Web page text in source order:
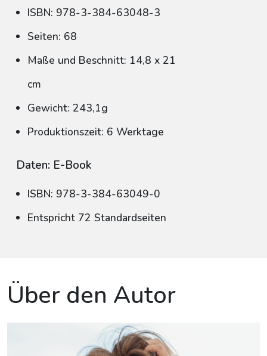
ISBN: 978-3-384-63048-3
Seiten: 68
Maße und Beschnitt: 14,8 x 21
cm
Gewicht: 243,1g
Produktionszeit: 6 Werktage
Daten: E-Book
ISBN: 978-3-384-63049-0
Entspricht 72 Standardseiten
Über den Autor